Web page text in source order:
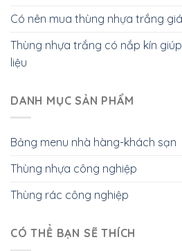
Có nên mua thùng nhựa trắng
Thùng nhựa trắng có nắp kín
liệu
DANH MỤC SẢN PHẨM
Bảng menu nhà hàng-khách sạn
Thùng nhựa công nghiệp
Thùng rác công nghiệp
CÓ THỂ BẠN SẼ THÍCH